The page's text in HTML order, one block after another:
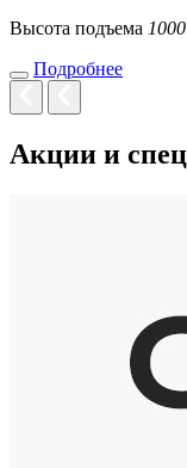
Высота подъема
Подробнее
Акции и